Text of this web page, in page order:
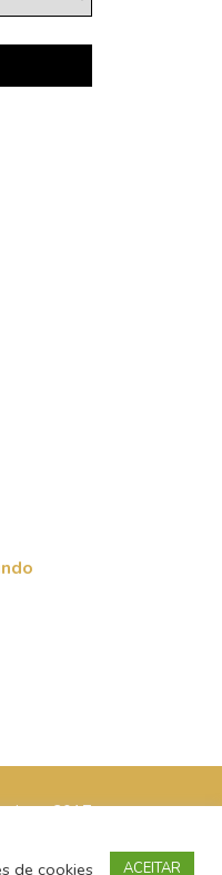
- 2017
de cookies ACEITAR